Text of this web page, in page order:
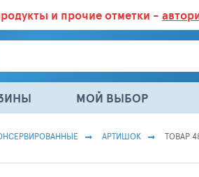
БОЛЬШЕ 100 000
и прочие отметки -
МОЙ ВЫБОР
АРТИШОК ТОВАР